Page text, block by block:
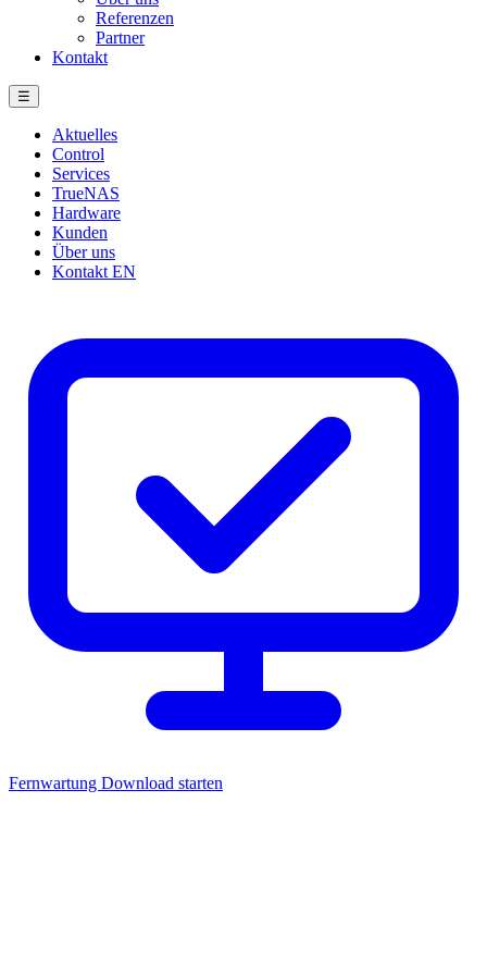
Referenzen
Partner
Kontakt
☰
Aktuelles
Control
Services
TrueNAS
Hardware
Kunden
Über uns
Kontakt EN
Fernwartung Download starten